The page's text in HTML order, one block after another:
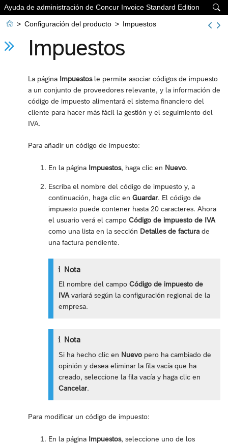

Ayuda de administración de Concur Invoice Standard Edition
 > Configuración del producto > Impuestos
Impuestos
La página Impuestosle permite asociar códigos de impuesto
a un conjunto de proveedores relevante, y la información de
código de impuesto alimentará el sistema financiero del
cliente para hacer más fácil la gestión y el seguimiento del
IVA.
Para añadir un código de impuesto:
En la página Impuestos, haga clic en Nuevo.
Escriba el nombre del código de impuesto y, a
continuación, haga clic en Guardar. El código de
impuesto puede contener hasta 20 caracteres. Ahora
el usuario verá el campo Código de impuesto de IVA
como una lista en la sección Detalles de factura de
una factura pendiente.
Nota
El nombre del campoCódigo de impuesto de
IVAvariará según la configuración regional de la
empresa.
Nota
Si ha hecho clic en Nuevo pero ha cambiado de
opinión y desea eliminar la fila vacía que ha
creado, seleccione la fila vacía y haga clic en
Cancelar.
Para modificar un código de impuesto:
En la página Impuestos, seleccione uno de los